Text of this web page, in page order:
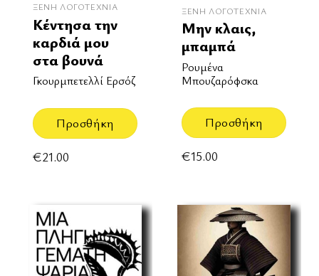
ΞΈΝΗ ΛΟΓΟΤΕΧΝΊΑ
Κέντησα την
καρδιά μου
στα βουνά
Γκουρμπετελλί Ερσόζ
Προσθήκη
€21.00
ΞΈΝΗ ΛΟΓΟΤΕΧΝΊΑ
Μην κλαις,
μπαμπά
Ρουμένα
Μπουζαρόφσκα
Προσθήκη
€15.00